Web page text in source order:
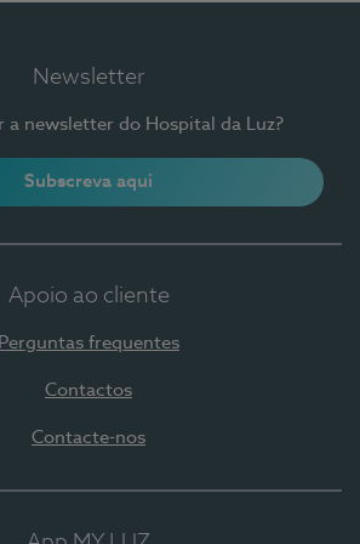
Newsletter
a newsletter do Hospital da Luz?
Subscreva aqui
Apoio ao cliente
Perguntas frequentes
Contactos
Contacte-nos